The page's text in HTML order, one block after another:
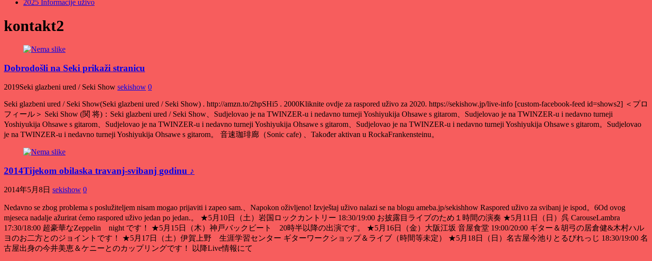
2025 Informacije uživo
kontakt2
Dobrodošli na Seki prikaži stranicu
2019Seki glazbeni ured / Seki Show sekishow 0
Seki glazbeni ured / Seki Show(Seki glazbeni ured / Seki Show) . http://amzn.to/2hpSHi5 . 2000Kliknite ovdje za raspored uživo za 2020. https://sekishow.jp/live-info [custom-facebook-feed id=shows2] ＜プロ
フィール＞ Seki Show (関 将)：Seki glazbeni ured / Seki Show、Sudjelovao je na TWINZER-u i nedavno turneji Yoshiyukija Ohsawe s gitarom、Sudjelovao je na TWINZER-u i nedavno turneji
Yoshiyukija Ohsawe s gitarom、Sudjelovao je na TWINZER-u i nedavno turneji Yoshiyukija Ohsawe s gitarom、Sudjelovao je na TWINZER-u i nedavno turneji Yoshiyukija Ohsawe s gitarom。Sudjelovao
je na TWINZER-u i nedavno turneji Yoshiyukija Ohsawe s gitarom。 音速珈琲廊（Sonic cafe) 、Također aktivan u RockaFrankensteinu。
2014Tijekom obilaska travanj-svibanj godinu ♪
2014年5月8日 sekishow 0
Nedavno se zbog problema s poslužiteljem nisam mogao prijaviti i zapeo sam.、Napokon oživljeno! Izvještaj uživo nalazi se na blogu ameba.jp/sekishhow Raspored uživo za svibanj je ispod。6Od ovog
mjeseca nadalje ažurirat ćemo raspored uživo jedan po jedan.。 ★5月10日（土）岩国ロックカントリー 18:30/19:00 お披露目ライブのため１時間の演奏 ★5月11日（日）呉 CarouseLambra
17:30/18:00 超豪華なZeppelin night です！ ★5月15日（木）神戸バックビート 20時半以降の出演です。 ★5月16日（金）大阪江坂 音屋食堂 19:00/20:00 ギター＆胡弓の居倉健&木村ハル
ヨのお二方とのジョイントです！ ★5月17日（土）伊賀上野 生涯学習センター ギターワークショップ＆ライブ（時間等未定） ★5月18日（日）名古屋今池りとるびれっじ 18:30/19:00 名
古屋出身の今井美恵＆ケニーとのカップリングです！ 以降Live情報にて